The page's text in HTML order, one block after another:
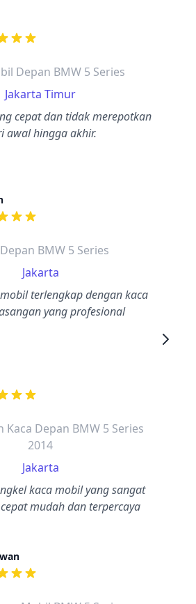
adalah bintang lima
Depan BMW 5 Series
Jakarta Timur
cepat dan tidak merepotkan
awal hingga akhir.
adalah bintang lima
BMW 5 Series
Jakarta
terlengkap dengan kaca
yang profesional
adalah bintang lima
Kaca Depan BMW 5 Series
2014
Jakarta
kaca mobil yang sangat
mudah dan terpercaya
adalah bintang lima